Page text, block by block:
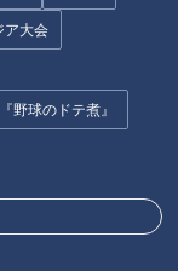
ア大会
野球のドテ煮』